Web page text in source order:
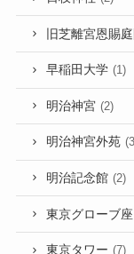
旧芝離宮恩賜
早稲田大学 (1)
明治神宮 (2)
明治神宮外苑
明治記念館 (2)
東京グローブ座
東京タワー (7)